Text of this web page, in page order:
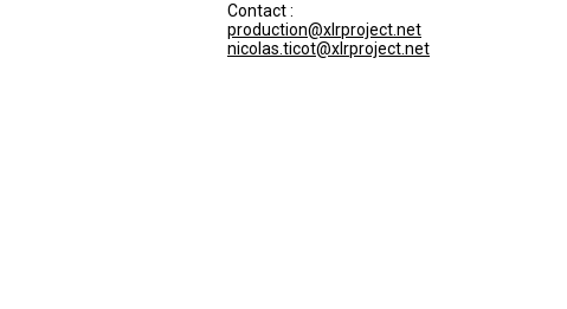
Contact :
production@xlrproject.net
nicolas.ticot@xlrproject.net